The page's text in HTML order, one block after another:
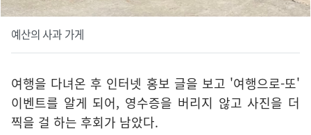
예산의 사과 가게
여행을 다녀온 후 인터넷 홍보 글을 보고 '여행으로-또'
이벤트를 알게 되어, 영수증을 버리지 않고 사진을 더
찍을 걸 하는 후회가 남았다.